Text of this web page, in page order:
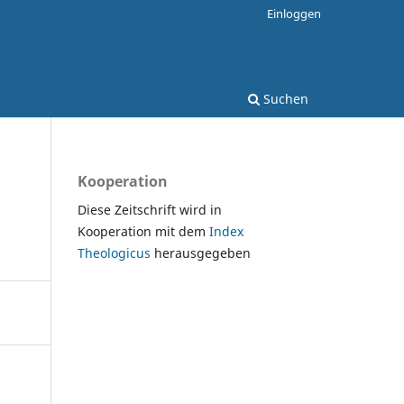
Suchen
Einloggen
Kooperation
Diese Zeitschrift wird in
Kooperation mit dem Index
Theologicus herausgegeben